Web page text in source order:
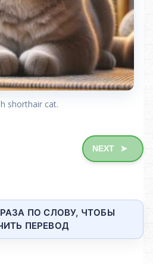
shorthair cat.
NEXT ➤
ПО СЛОВУ, ЧТОБЫ
ПЕРЕВОД